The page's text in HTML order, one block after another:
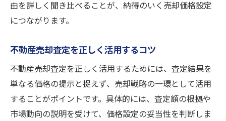
由を詳しく聞き比べることが、納得のいく売却価格設定
につながります。
不動産売却査定を正しく活用するコツ
不動産売却査定を正しく活用するためには、査定結果を
単なる価格の提示と捉えず、売却戦略の一環として活用
することがポイントです。具体的には、査定額の根拠や
市場動向の説明を受けて、価格設定の妥当性を判断しま